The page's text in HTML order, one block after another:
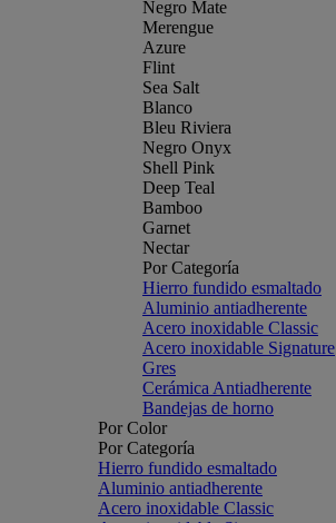
Negro Mate
Merengue
Azure
Flint
Sea Salt
Blanco
Bleu Riviera
Negro Onyx
Shell Pink
Deep Teal
Bamboo
Garnet
Nectar
Por Categoría
Hierro fundido esmaltado
Aluminio antiadherente
Acero inoxidable Classic
Acero inoxidable Signature
Gres
Cerámica Antiadherente
Bandejas de horno
Por Color
Por Categoría
Hierro fundido esmaltado
Aluminio antiadherente
Acero inoxidable Classic